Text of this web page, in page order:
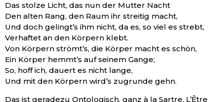
Das stolze Licht, das nun der Mutter Nacht
Den alten Rang, den Raum ihr streitig macht,
Und doch gelingt’s ihm nicht, da es, so viel es strebt,
Verhaftet an den Körpern klebt.
Von Körpern strömt’s, die Körper macht es schön,
Ein Körper hemmt’s auf seinem Gange;
So, hoff ich, dauert es nicht lange,
Und mit den Körpern wird’s zugrunde gehn.
Das ist geradezu Ontologisch, ganz à la Sartre, L’Être